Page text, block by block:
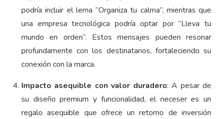
podría incluir el lema “Organiza tu calma”, mientras que
una empresa tecnológica podría optar por “Lleva tu
mundo en orden”. Estos mensajes pueden resonar
profundamente con los destinatarios, fortaleciendo su
conexión con la marca.
Impacto asequible con valor duradero: A pesar de
su diseño premium y funcionalidad, el neceser es un
regalo asequible que ofrece un retorno de inversión